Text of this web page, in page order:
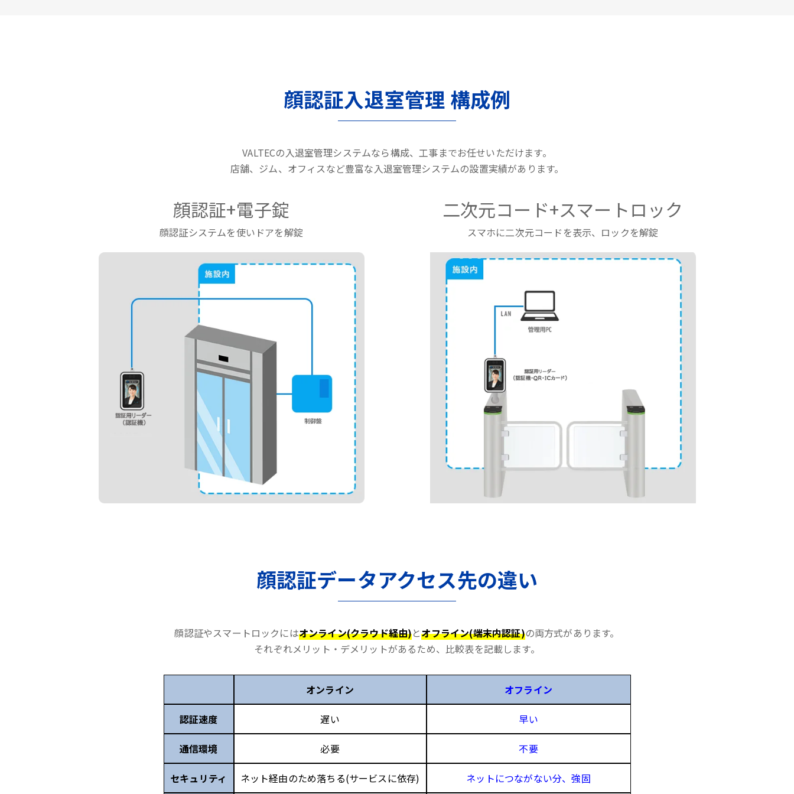
顔認証入退室管理 構成例
VALTECの入退室管理システムなら構成、工事までお任せいただけます。
店舗、ジム、オフィスなど豊富な入退室管理システムの設置実績があります。
顔認証+電子錠
顔認証システムを使いドアを解錠
二次元コード+スマートロック
スマホに二次元コードを表示、ロックを解錠
顔認証データアクセス先の違い
顔認証やスマートロックにはオンライン(クラウド経由)とオフライン(端末内認証)の両方式があります。
それぞれメリット・デメリットがあるため、比較表を記載します。
オンライン オフライン
認証速度 遅い 早い
通信環境 必要 不要
セキュリティ ネット経由のため落ちる(サービスに依存) ネットにつながない分、強固